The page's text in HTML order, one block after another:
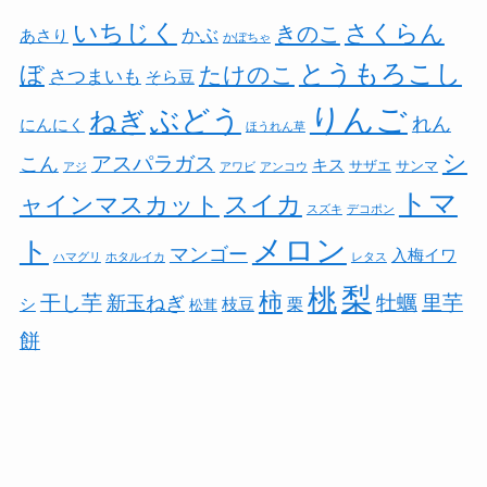
あさり いちじく かぶ かぼちゃ きのこ さくらん
ぼ さつまいも そら豆 たけのこ とうもろこし
にんにく ねぎ ぶどう ほうれん草 りんご れん
こん アジ アスパラガス アワビ アンコウ キス サザエ サンマ シ
ャインマスカット スイカ スズキ デコポン
トマ
ト
ハマグリ ホタルイカ マンゴー メロン レタス 入梅イワ
シ 干し芋 新玉ねぎ 松茸 枝豆 柿 栗 桃梨 牡蠣 里芋
餅